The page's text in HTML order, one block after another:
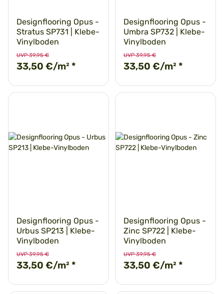
Designflooring Opus -
Stratus SP731 | Klebe-
Vinylboden
UVP 39,95 €
33,50 €/m² *
Designflooring Opus -
Umbra SP732 | Klebe-
Vinylboden
UVP 39,95 €
33,50 €/m² *
Designflooring Opus -
Urbus SP213 | Klebe-
Vinylboden
UVP 39,95 €
33,50 €/m² *
Designflooring Opus -
Zinc SP722 | Klebe-
Vinylboden
UVP 39,95 €
33,50 €/m² *